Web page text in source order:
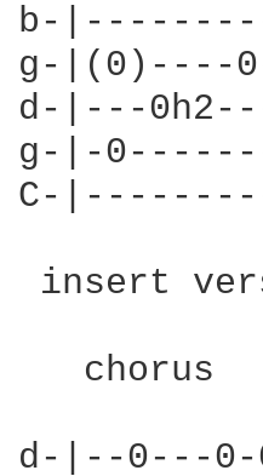
b-
g-|(0)----
d-|---
g-|-
C-
insert
chorus
d-|--0---